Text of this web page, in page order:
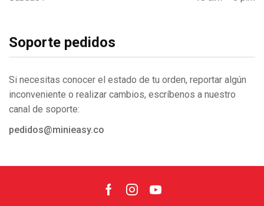
Soporte pedidos
Si necesitas conocer el estado de tu orden, reportar algún
inconveniente o realizar cambios, escríbenos a nuestro
canal de soporte:
pedidos@minieasy.co
Facebook
Instagram
Youtube